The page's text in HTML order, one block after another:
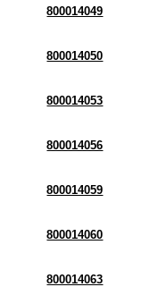
800014049
800014050
800014053
800014056
800014059
800014060
800014063